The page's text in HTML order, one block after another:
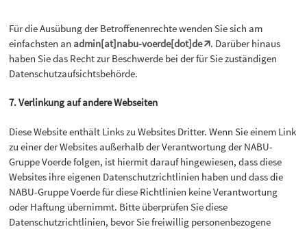
Für die Ausübung der Betroffenenrechte wenden Sie sich am
einfachsten an admin[at]nabu-voerde[dot]de
. Darüber hinaus
haben Sie das Recht zur Beschwerde bei der für Sie zuständigen
Datenschutzaufsichtsbehörde.
7. Verlinkung auf andere Webseiten
Diese Website enthält Links zu Websites Dritter. Wenn Sie einem Link
zu einer der Websites außerhalb der Verantwortung der NABU-
Gruppe Voerde folgen, ist hiermit darauf hingewiesen, dass diese
Websites ihre eigenen Datenschutzrichtlinien haben und dass die
NABU-Gruppe Voerde für diese Richtlinien keine Verantwortung
oder Haftung übernimmt. Bitte überprüfen Sie diese
Datenschutzrichtlinien, bevor Sie freiwillig personenbezogene